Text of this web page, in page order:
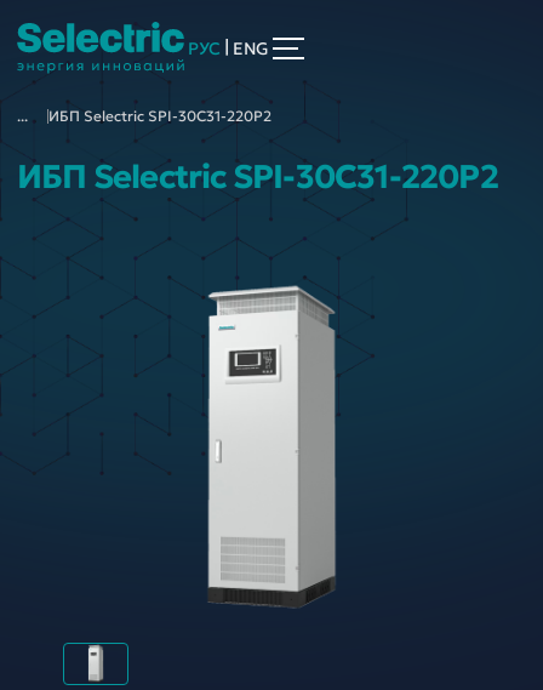
РУС ENG
... ИБП Selectric SPI-30C31-220P2
ИБП Selectric SPI-30C31-220P2